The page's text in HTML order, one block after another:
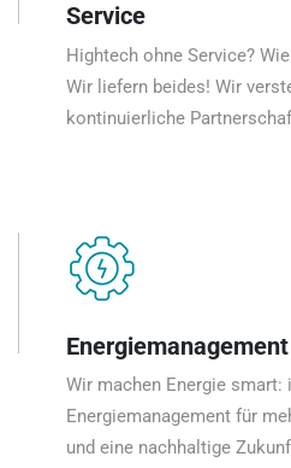
Service
Hightech ohne Service?
Wir liefern beides! Wir
kontinuierliche
Energiemanagement
Wir machen Energie smart:
Energiemanagement für
und eine nachhaltige